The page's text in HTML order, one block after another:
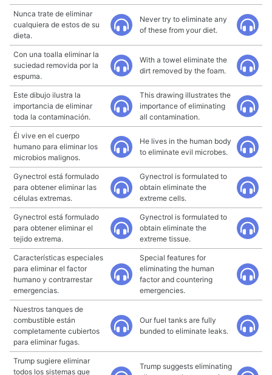
Nunca trate de eliminar
cualquiera de estos de su
dieta.
Never try to eliminate any
of these from your diet.
Con una toalla eliminar la
suciedad removida por la
espuma.
With a towel eliminate the
dirt removed by the foam.
Este dibujo ilustra la
importancia de eliminar
toda la contaminación.
This drawing illustrates the
importance of eliminating
all contamination.
Él vive en el cuerpo
humano para eliminar los
microbios malignos.
He lives in the human body
to eliminate evil microbes.
Gynectrol está formulado
para obtener eliminar las
células extremas.
Gynectrol is formulated to
obtain eliminate the
extreme cells.
Gynectrol está formulado
para obtener eliminar el
tejido extrema.
Gynectrol is formulated to
obtain eliminate the
extreme tissue.
Características especiales
para eliminar el factor
humano y contrarrestar
emergencias.
Special features for
eliminating the human
factor and countering
emergencies.
Nuestros tanques de
combustible están
completamente cubiertos
para eliminar fugas.
Our fuel tanks are fully
bunded to eliminate leaks.
Trump sugiere eliminar
todos los sistemas que
Trump suggests eliminating